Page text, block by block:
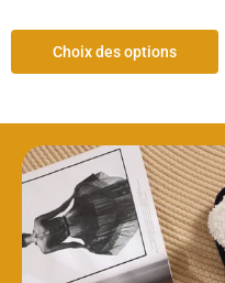
Choix des options